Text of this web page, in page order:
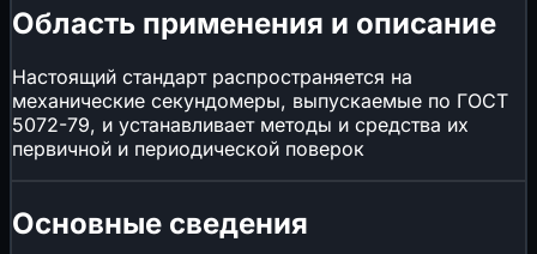
Область применения и описание
Настоящий стандарт распространяется на
механические секундомеры, выпускаемые по ГОСТ
5072-79, и устанавливает методы и средства их
первичной и периодической поверок
Основные сведения